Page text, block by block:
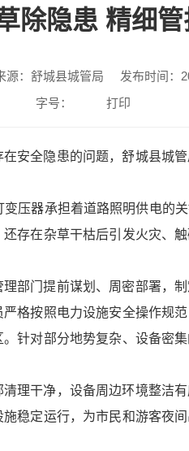
除隐患 精细
源：舒城县城管局
发布时间：
字号：
打印
安全隐患的问题，舒城县城
压器承担着道路照明供电的
存在杂草干枯后引发火灾、
部门提前谋划、周密部署，
格按照电力设施安全操作规
针对部分地势复杂、设备密
理干净，设备周边环境整洁
稳定运行，为市民和游客夜